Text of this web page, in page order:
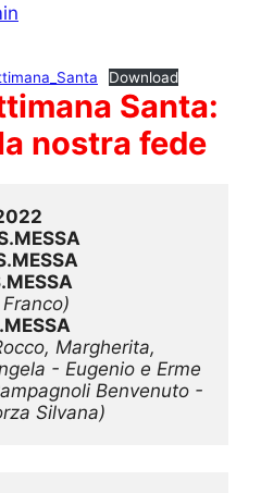
Download
Santa:
nostra fede
Margherita,
- Eugenio e Erme
Benvenuto -
Silvana)